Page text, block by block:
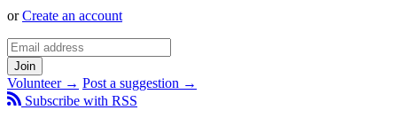
orCreate an account
Volunteer → Post a suggestion →
Subscribe with RSS